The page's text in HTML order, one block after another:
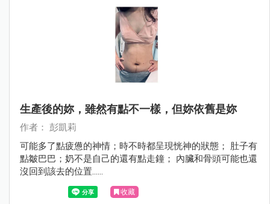
生產後的妳，雖然有點不一樣，但妳依舊是妳
作者： 彭凱莉
可能多了點疲憊的神情；時不時都呈現恍神的狀態； 肚子有
點皺巴巴；奶不是自己的還有點走鐘； 內臟和骨頭可能也還
沒回到該去的位置......
收藏